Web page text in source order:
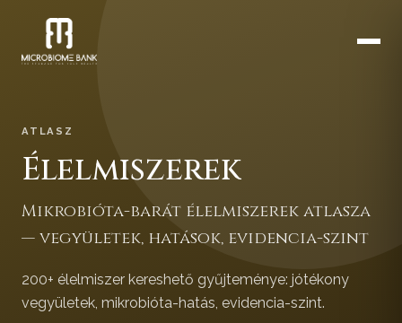
ATLASZ
Élelmiszerek
Mikrobióta-barát élelmiszerek atlasza
— vegyületek, hatások, evidencia-szint
200+ élelmiszer kereshető gyűjteménye: jótékony
vegyületek, mikrobióta-hatás, evidencia-szint.